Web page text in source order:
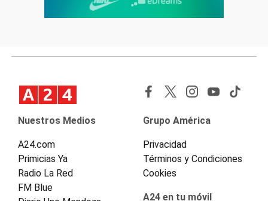
Nuestros Medios
A24.com
Primicias Ya
Radio La Red
FM Blue
Grupo América
Privacidad
Términos y Condiciones
Cookies
A24 en tu móvil